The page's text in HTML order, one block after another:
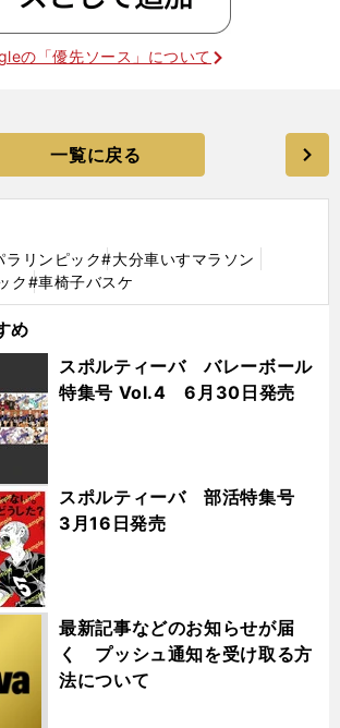
の「優先ソース」について
一覧に戻る
ラリンピック#大分車いすマラソン
ク#車椅子バスケ
め
スポルティーバ バレーボール
特集号 Vol.4 6月30日発売
スポルティーバ 部活特集号
3月16日発売
最新記事などのお知らせが届
く プッシュ通知を受け取る方
法について